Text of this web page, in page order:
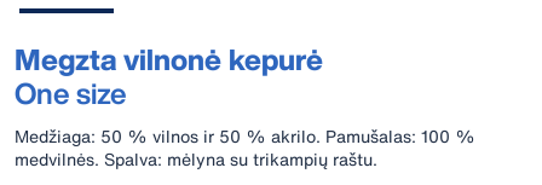
Megzta vilnonė kepurė
One size
Medžiaga: 50 % vilnos ir 50 % akrilo. Pamušalas: 100 %
medvilnės. Spalva: mėlyna su trikampių raštu.